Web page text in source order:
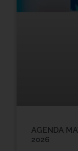
AGENDA
2026